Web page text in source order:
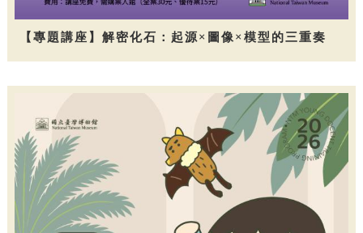
【專題講座】解密化石：起源×圖像×模型的三重奏